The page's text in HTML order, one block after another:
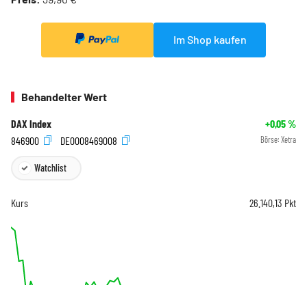
Im Shop kaufen
Behandelter Wert
DAX Index +0,05%
846900
DE0008469008 Börse: Xetra
Watchlist
Kurs 26.140,13 Pkt